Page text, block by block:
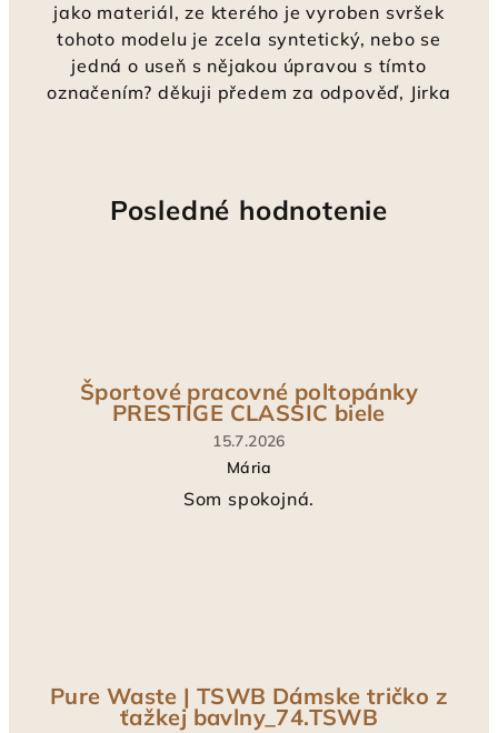
jako materiál, ze kterého je vyroben svršek
tohoto modelu je zcela syntetický, nebo se
jedná o useň s nějakou úpravou s tímto
označením? děkuji předem za odpověď, Jirka
Posledné hodnotenie
Športové pracovné poltopánky
PRESTIGE CLASSIC biele
Hodnotenie
produktu
Mária
15.7.2026
Som spokojná.
Pure Waste | TSWB Dámske tričko z
ťažkej bavlny_74.TSWB